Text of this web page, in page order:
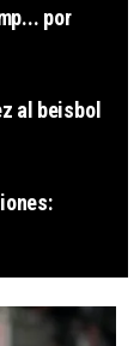
por
al beisbol